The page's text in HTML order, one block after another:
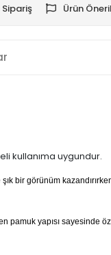
Ürün
kullanıma uygundur.
bir görünüm
pamuk yapısı sayesinde